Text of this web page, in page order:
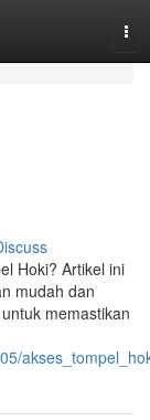
Hoki? Artikel ini
mudah dan
memastikan